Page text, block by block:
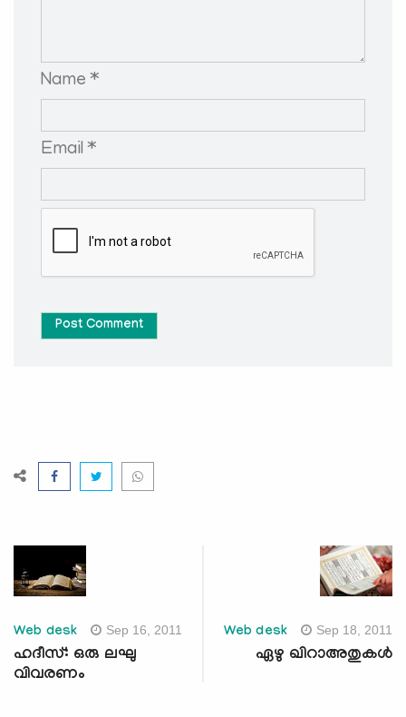
Name *
Email *
Post Comment
Web desk Sep 16, 2011
ഹദീസ്: ഒരു ലഘു
വിവരണം
Web desk Sep 18, 2011
ഏഴു ഖിറാഅതുകള്‍